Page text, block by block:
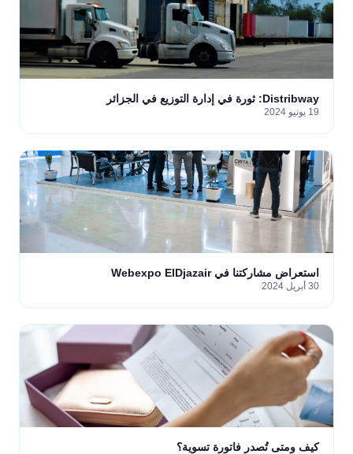
Distribway: ثورة في إدارة التوزيع في الجزائر
19 يونيو 2024
استعراض مشاركتنا في Webexpo ElDjazair
30 أبريل 2024
كيف ومتى تُصدر فاتورة تسوية؟